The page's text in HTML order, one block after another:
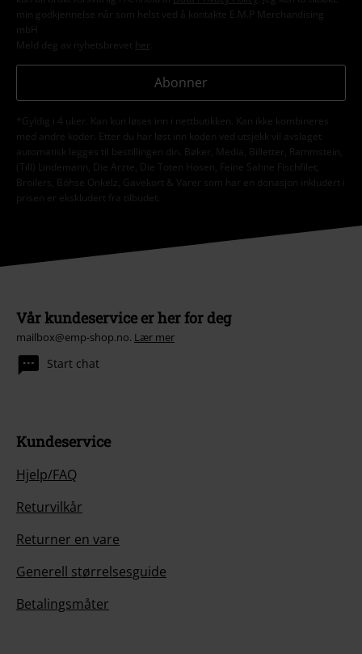
min godkjennelse når som helst ved å kontakte E.M.P Merchandising
mbH
Meld deg av nyhetsbrevet her
Abonner
*Gyldig i 4 uker. Kan kun løses inn i nettbutikken. Kan ikke kombineres
med andre koder. Etter du har løst inn koden ved utsjekk vil avslaget
automatisk legges til bestillingen din. Bøker, Media, Billetter, Rammstein,
(Till) Lindemann, Die Ärzte, Die Toten Hosen, Feine Sahne Fischfilet,
Broilers, Böhse Onkelz, Gavekort & Varer som har en donasjon inkludert i
prisen er ekskludert fra tilbudet.
Vår kundeservice er her for deg
mailbox@emp-shop.no. Lær mer
Start chat
Kundeservice
Hjelp/FAQ
Returvilkår
Returner en vare
Generell størrelsesguide
Betalingsmåter